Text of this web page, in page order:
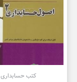
کتب حسابداری